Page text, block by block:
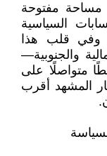
مساحة مفتوحة
السياسية
وفي قلب هذا
والجنوبية—
متواصلًا على
المشهد أقرب